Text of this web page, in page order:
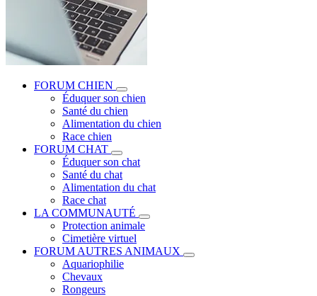
FORUM CHIEN
Éduquer son chien
Santé du chien
Alimentation du chien
Race chien
FORUM CHAT
Éduquer son chat
Santé du chat
Alimentation du chat
Race chat
LA COMMUNAUTÉ
Protection animale
Cimetière virtuel
FORUM AUTRES ANIMAUX
Aquariophilie
Chevaux
Rongeurs